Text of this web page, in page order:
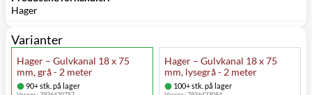
Hager
Varianter
Hager – Gulvkanal 18 x 75
mm, grå - 2 meter
90+ stk. på lager
Hager – Gulvkanal 18 x 75
mm, lysegrå - 2 meter
100+ stk. på lager